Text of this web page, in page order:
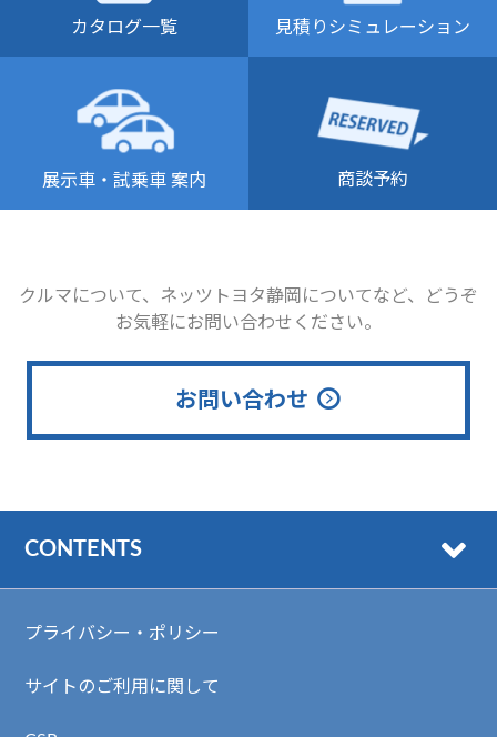
カタログ一覧 見積りシミュレーション
展示車・試乗車 案内 商談予約
クルマについて、ネッツトヨタ静岡についてなど、どうぞ
お気軽にお問い合わせください。
お問い合わせ
CONTENTS
プライバシー・ポリシー
サイトのご利用に関して